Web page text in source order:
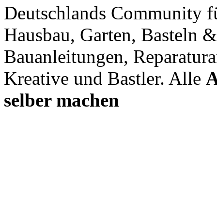
Deutschlands Community
Hausbau, Garten, Basteln
Bauanleitungen,
Kreative und Bastler. Alle
selber machen